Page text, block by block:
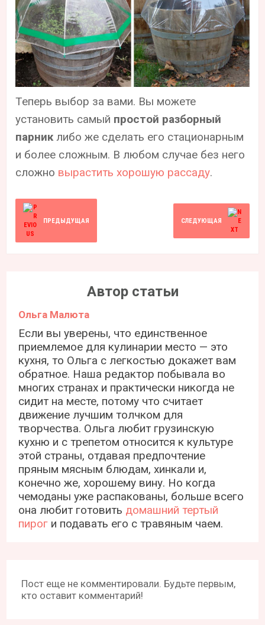
Теперь выбор за вами. Вы можете
установить самый простой разборный
парниклибо же сделать его стационарным
и более сложным. В любом случае без него
сложно вырастить хорошую рассаду.
ПРЕДЫДУЩАЯ СЛЕДУЮЩАЯ
Автор статьи
Ольга Малюта
Если вы уверены, что единственное
приемлемое для кулинарии место — это
кухня, то Ольга с легкостью докажет вам
обратное. Наша редактор побывала во
многих странах и практически никогда не
сидит на месте, потому что считает
движение лучшим толчком для
творчества. Ольга любит грузинскую
кухню и с трепетом относится к культуре
этой страны, отдавая предпочтение
пряным мясным блюдам, хинкали и,
конечно же, хорошему вину. Но когда
чемоданы уже распакованы, больше всего
она любит готовить домашний тертый
пирог и подавать его с травяным чаем.
Пост еще не комментировали. Будьте первым,
кто оставит комментарий!